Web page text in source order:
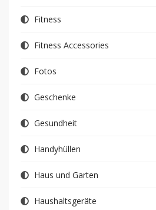
Fitness
Fitness Accessories
Fotos
Geschenke
Gesundheit
Handyhüllen
Haus und Garten
Haushaltsgeräte